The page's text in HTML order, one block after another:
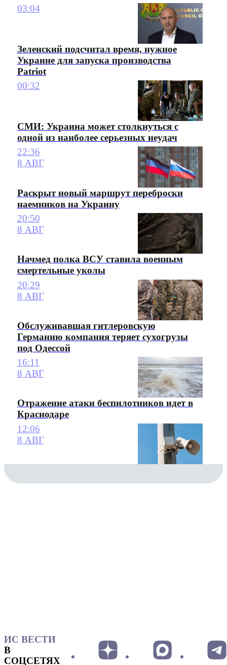
03:04
Зеленский подсчитал время, нужное
Украине для запуска производства
Patriot
00:32
СМИ: Украина может столкнуться с
одной из наиболее серьезных неудач
22:36
8 АВГ
Раскрыт новый маршрут переброски
наемников на Украину
20:50
8 АВГ
Начмед полка ВСУ ставила военным
смертельные уколы
20:29
8 АВГ
Обслуживавшая гитлеровскую
Германию компания теряет сухогрузы
под Одессой
16:11
8 АВГ
Отражение атаки беспилотников идет в
Краснодаре
12:06
8 АВГ
ИС ВЕСТИ
В
СОЦСЕТЯХ